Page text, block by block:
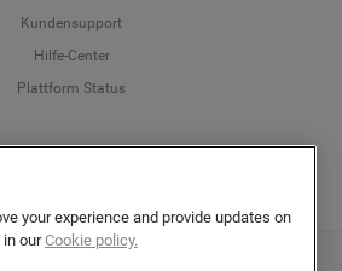
Kundensupport
Hilfe-Center
Plattform Status
Deutsch
your experience and provide updates on
in ourCookie policy.